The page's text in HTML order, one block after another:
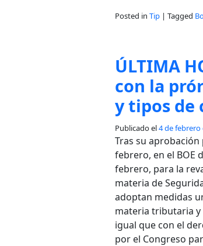
Posted in Tip | Tagged
ÚLTIMA
con la
y tipos de
Publicado el4 de febrero
Tras su
febrero, en el BOE
febrero, para la
materia de
adoptan medidas
materia tributaria y
igual que con el
por el Congreso